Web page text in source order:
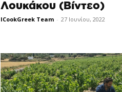
Λουκάκου (Βίντεο)
ICookGreek Team - 27 Ιουνίου, 2022